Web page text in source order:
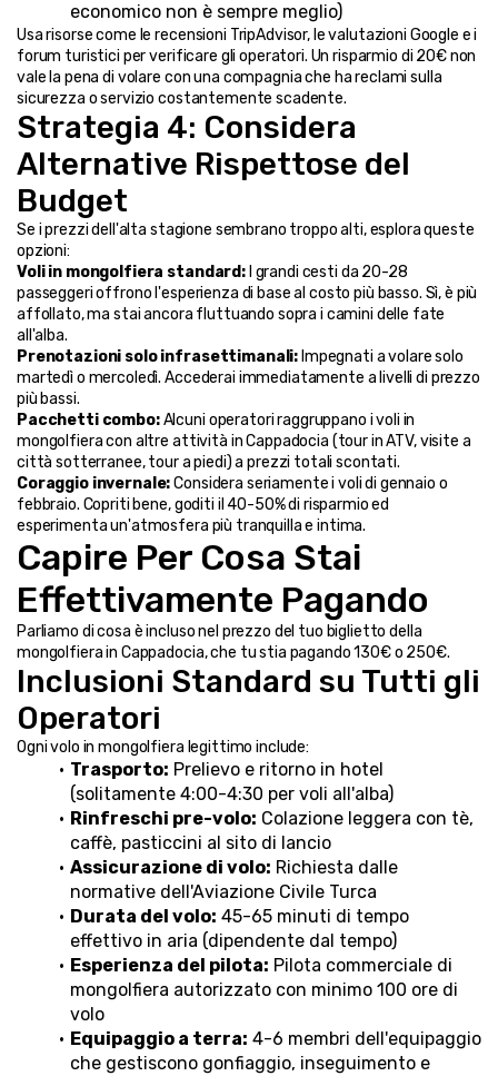
economico non è sempre meglio)
Usa risorse come le recensioni TripAdvisor, le valutazioni Google e i
forum turistici per verificare gli operatori. Un risparmio di 20€ non
vale la pena di volare con una compagnia che ha reclami sulla
sicurezza o servizio costantemente scadente.
Strategia 4: Considera
Alternative Rispettose del
Budget
Se i prezzi dell'alta stagione sembrano troppo alti, esplora queste
opzioni:
Voli in mongolfiera standard: I grandi cesti da 20-28
passeggeri offrono l'esperienza di base al costo più basso. Sì, è più
affollato, ma stai ancora fluttuando sopra i camini delle fate
all'alba.
Prenotazioni solo infrasettimanali: Impegnati a volare solo
martedì o mercoledì. Accederai immediatamente a livelli di prezzo
più bassi.
Pacchetti combo: Alcuni operatori raggruppano i voli in
mongolfiera con altre attività in Cappadocia (tour in ATV, visite a
città sotterranee, tour a piedi) a prezzi totali scontati.
Coraggio invernale: Considera seriamente i voli di gennaio o
febbraio. Copriti bene, goditi il 40-50% di risparmio ed
esperimenta un'atmosfera più tranquilla e intima.
Capire Per Cosa Stai
Effettivamente Pagando
Parliamo di cosa è incluso nel prezzo del tuo biglietto della
mongolfiera in Cappadocia, che tu stia pagando 130€ o 250€.
Inclusioni Standard su Tutti gli
Operatori
Ogni volo in mongolfiera legittimo include:
Trasporto: Prelievo e ritorno in hotel
(solitamente 4:00-4:30 per voli all'alba)
Rinfreschi pre-volo: Colazione leggera con tè,
caffè, pasticcini al sito di lancio
Assicurazione di volo: Richiesta dalle
normative dell'Aviazione Civile Turca
Durata del volo: 45-65 minuti di tempo
effettivo in aria (dipendente dal tempo)
Esperienza del pilota: Pilota commerciale di
mongolfiera autorizzato con minimo 100 ore di
volo
Equipaggio a terra: 4-6 membri dell'equipaggio
che gestiscono gonfiaggio, inseguimento e